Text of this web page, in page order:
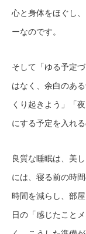
心と身体をほぐし
ーなのです。
そして「ゆる予定
はなく、余白のあ
くり起きよう」「
にする予定を入れる
良質な睡眠は、美
には、寝る前の時
時間を減らし、部
日の「感じたこと